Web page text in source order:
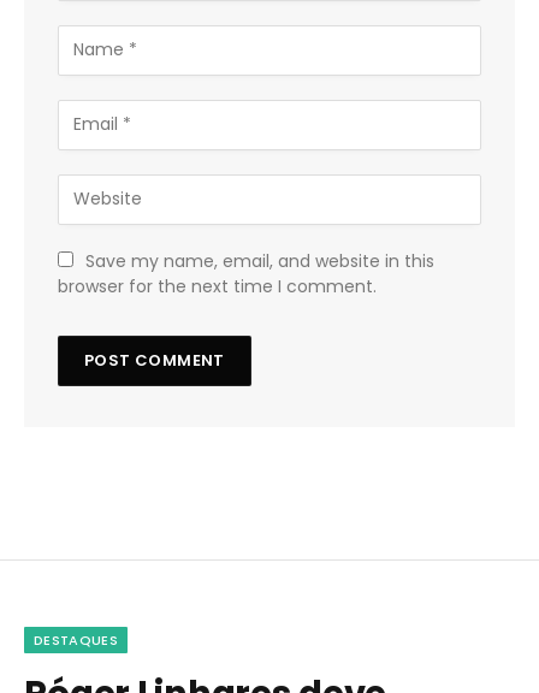
Save my name, email, and website in this
browser for the next time I comment.
DESTAQUES